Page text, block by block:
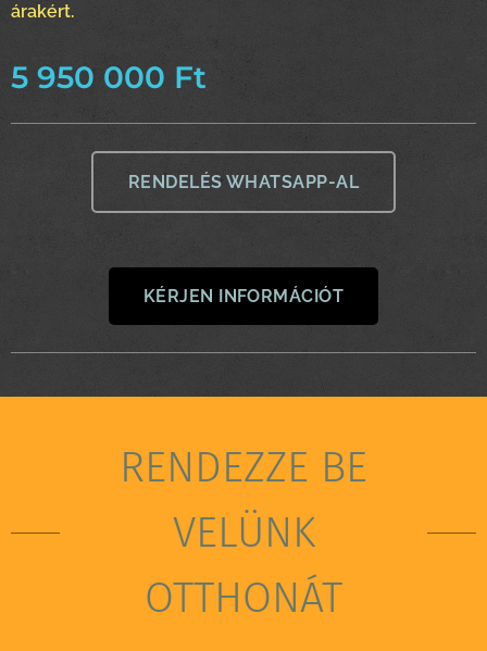
árakért.
5 950 000 Ft
RENDELÉS WHATSAPP-AL
KÉRJEN INFORMÁCIÓT
RENDEZZE BE
VELÜNK
OTTHONÁT